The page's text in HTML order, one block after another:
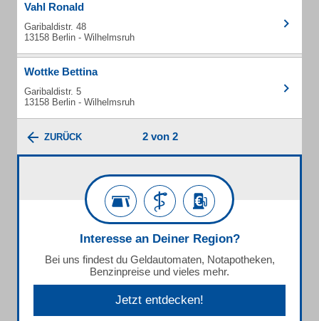
Vahl Ronald
Garibaldistr. 48
13158 Berlin - Wilhelmsruh
Wottke Bettina
Garibaldistr. 5
13158 Berlin - Wilhelmsruh
ZURÜCK 2 von 2
Interesse an Deiner Region?
Bei uns findest du Geldautomaten, Notapotheken,
Benzinpreise und vieles mehr.
Jetzt entdecken!